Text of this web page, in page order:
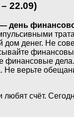
22.09)
день
дом денег. Не
финансовые
Не верьте
любят счёт.